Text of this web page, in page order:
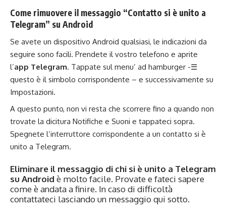
Come rimuovere il messaggio “Contatto si è unito a
Telegram” su Android
Se avete un dispositivo Android qualsiasi, le indicazioni da
seguire sono facili. Prendete il vostro telefono e aprite
l’app Telegram. Tappate sul menu’ ad hamburger -☰
questo è il simbolo corrispondente – e successivamente su
Impostazioni.
A questo punto, non vi resta che scorrere fino a quando non
trovate la dicitura Notifiche e Suoni e tappateci sopra.
Spegnete l’interruttore corrispondente a un contatto si è
unito a Telegram.
Eliminare il messaggio di chi si è unito a Telegram
su Android è molto facile. Provate e fateci sapere
come è andata a finire. In caso di difficoltà
contattateci lasciando un messaggio qui sotto.